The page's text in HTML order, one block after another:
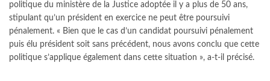
politique du ministère de la Justice adoptée il y a plus de 50 ans,
stipulant qu’un président en exercice ne peut être poursuivi
pénalement. « Bien que le cas d’un candidat poursuivi pénalement
puis élu président soit sans précédent, nous avons conclu que cette
politique s’applique également dans cette situation », a-t-il précisé.